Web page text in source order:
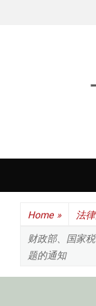
Home » 法
财政部、国家
题的通知